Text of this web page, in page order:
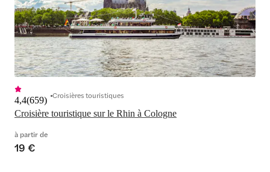
Croisière touristique sur le Rhin à Cologne
4,4(659) Croisières touristiques
à partir de
19 €